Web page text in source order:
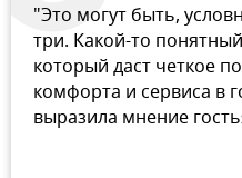
"Это могут быть,
три. Какой-то
который даст четкое
комфорта и сервиса в
выразила мнение